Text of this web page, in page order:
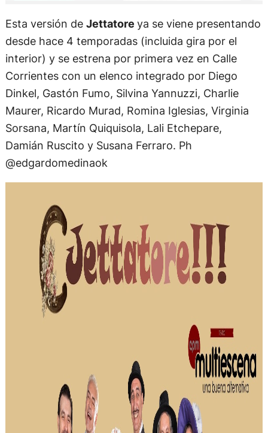
Esta versión de Jettatore ya se viene presentando
desde hace 4 temporadas (incluida gira por el
interior) y se estrena por primera vez en Calle
Corrientes con un elenco integrado por Diego
Dinkel, Gastón Fumo, Silvina Yannuzzi, Charlie
Maurer, Ricardo Murad, Romina Iglesias, Virginia
Sorsana, Martín Quiquisola, Lali Etchepare,
Damián Ruscito y Susana Ferraro. Ph
@edgardomedinaok